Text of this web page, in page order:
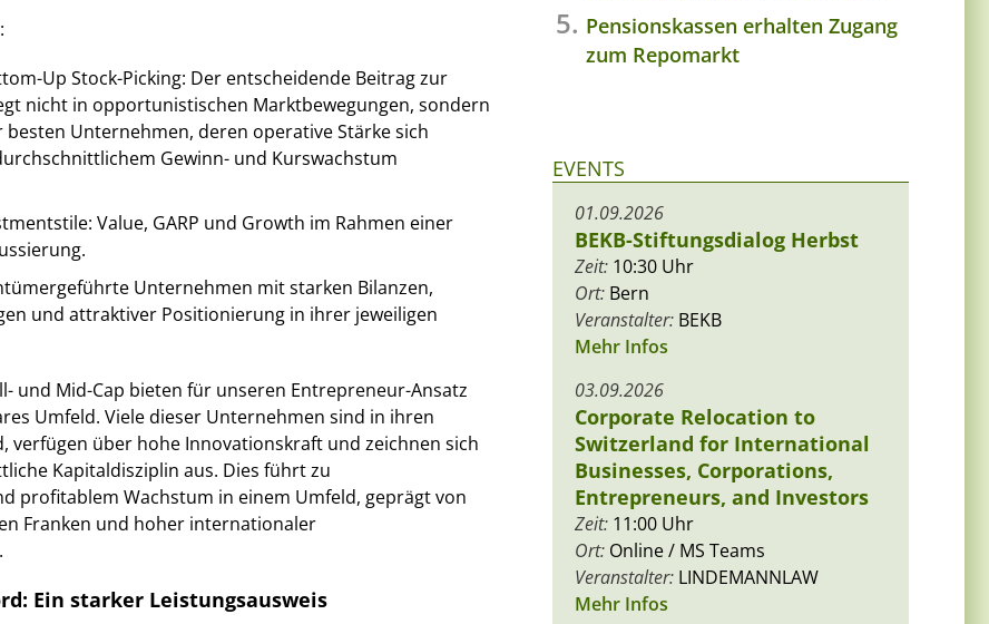
Up Stock-Picking: Der entscheidende Beitrag zur
nicht in opportunistischen Marktbewegungen, sondern
besten Unternehmen, deren operative Stärke sich
Gewinn- und Kurswachstum
Value, GARP und Growth im Rahmen einer
Unternehmen mit starken Bilanzen,
und attraktiver Positionierung in ihrer jeweiligen
und Mid-Cap bieten für unseren Entrepreneur-Ansatz
Umfeld. Viele dieser Unternehmen sind in ihren
verfügen über hohe Innovationskraft und zeichnen sich
Kapitaldisziplin aus. Dies führt zu
profitablem Wachstum in einem Umfeld, geprägt von
Franken und hoher internationaler
Ein starker Leistungsausweis
Pensionskassen erhalten Zugang
zum Repomarkt
EVENTS
01.09.2026
BEKB-Stiftungsdialog Herbst
Zeit: 10:30 Uhr
Ort: Bern
Veranstalter: BEKB
Mehr Infos
03.09.2026
Corporate Relocation to
Switzerland for International
Businesses, Corporations,
Entrepreneurs, and Investors
Zeit: 11:00 Uhr
Ort: Online / MS Teams
Veranstalter: LINDEMANNLAW
Mehr Infos